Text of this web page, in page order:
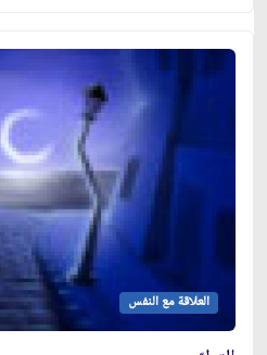
العلاقة مع النفس